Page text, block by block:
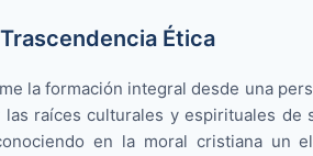
Ética
la formación integral desde una
raíces culturales y espirituales de
en la moral cristiana un